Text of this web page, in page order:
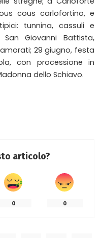
cous carlofortino, e
tunnina, cassuli e
Giovanni Battista,
29 giugno, festa
con processione in
dello Schiavo.
articolo?
0 0